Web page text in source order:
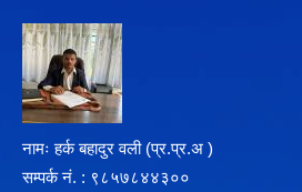
नामः हर्क बहादुर वली (प्र‍.प्र.अ )
सम्पर्क न‌ं. : ९८५७८४४३००